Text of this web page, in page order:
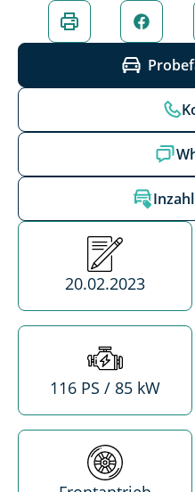
Erstzulassung
20.02.2023
Leistung
116 PS / 85 kW
Antrieb